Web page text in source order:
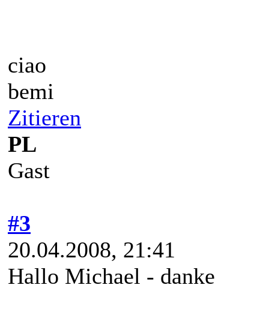
ciao
bemi
Zitieren
PL
Gast
#3
20.04.2008, 21:41
Hallo Michael - danke